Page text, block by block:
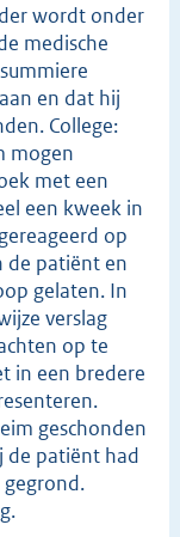
wordt onder
medische
en dat hij
College:
mogen
met een
een kweek in
op
de patiënt en
gelaten. In
verslag
op te
in een bredere
geschonden
de patiënt had